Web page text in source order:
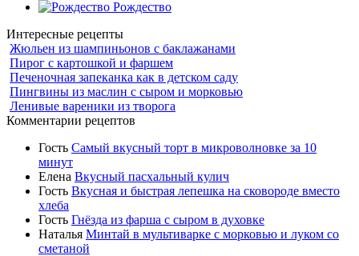
Рождество
Интересные рецепты
Жюльен из шампиньонов с баклажанами
Пирог с картошкой и фаршем
Печеночная запеканка как в детском саду
Пингвины из маслин с сыром и морковью
Ленивые вареники из творога
Комментарии рецептов
Гость Самый вкусный торт в микроволновке за 10
минут
Елена Вкусный пасхальный кулич
Гость Вкусная и быстрая лепешка на сковороде вместо
хлеба
Гость Гнёзда из фарша с сыром в духовке
Наталья Минтай в мультиварке с морковью и луком со
сметаной